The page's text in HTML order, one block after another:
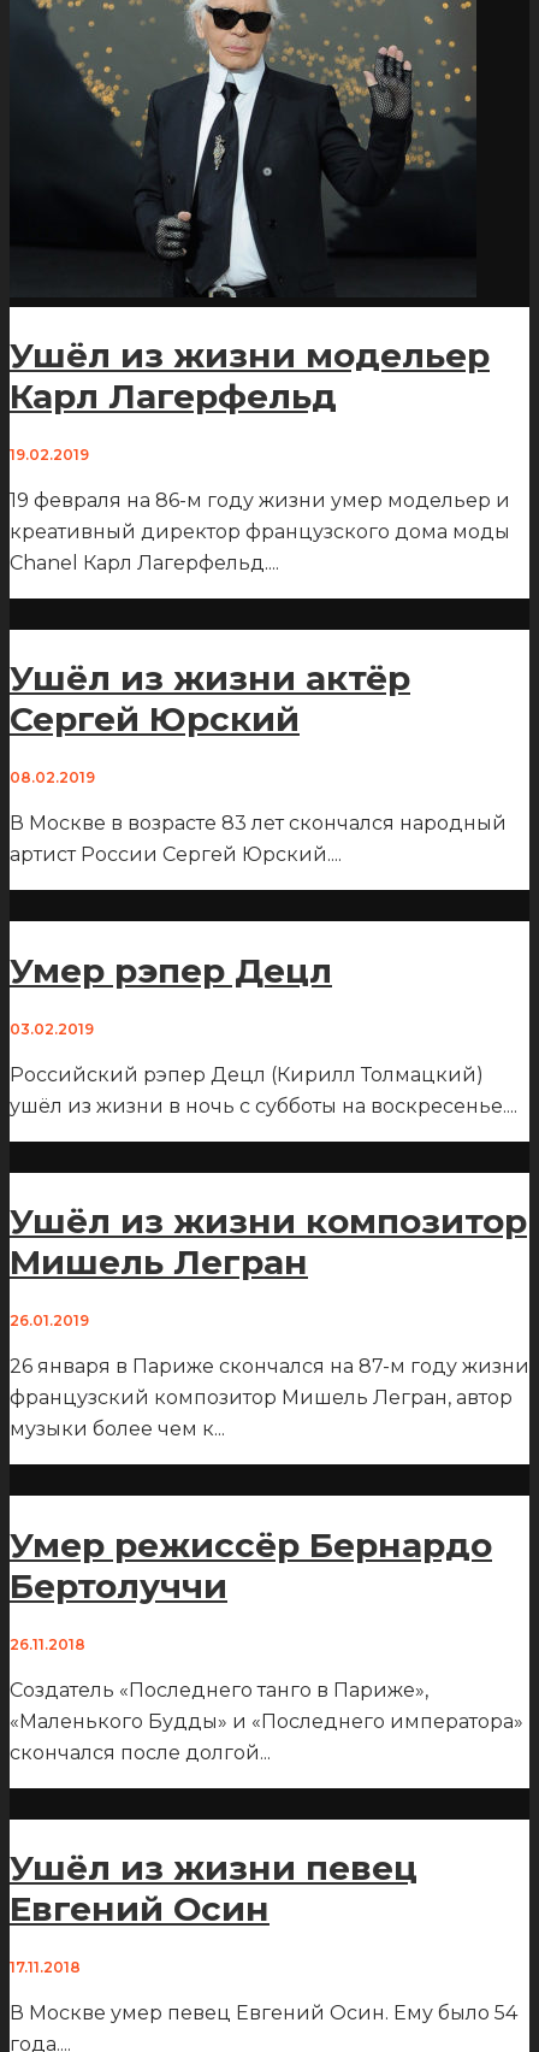
Ушёл из жизни модельер
Карл Лагерфельд
19.02.2019
19 февраля на 86-м году жизни умер модельер и
креативный директор французского дома моды
Chanel Карл Лагерфельд....
Ушёл из жизни актёр
Сергей Юрский
08.02.2019
В Москве в возрасте 83 лет скончался народный
артист России Сергей Юрский....
Умер рэпер Децл
03.02.2019
Российский рэпер Децл (Кирилл Толмацкий)
ушёл из жизни в ночь с субботы на воскресенье....
Ушёл из жизни композитор
Мишель Легран
26.01.2019
26 января в Париже скончался на 87-м году жизни
французский композитор Мишель Легран, автор
музыки более чем к...
Умер режиссёр Бернардо
Бертолуччи
26.11.2018
Создатель «Последнего танго в Париже»,
«Маленького Будды» и «Последнего императора»
скончался после долгой...
Ушёл из жизни певец
Евгений Осин
17.11.2018
В Москве умер певец Евгений Осин. Ему было 54
года....